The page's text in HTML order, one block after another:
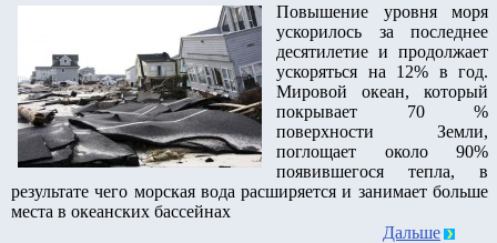
Повышение уровня моря
ускорилось за последнее
десятилетие и продолжает
ускоряться на 12% в год.
Мировой океан, который
покрывает 70 %
поверхности Земли,
поглощает около 90%
появившегося тепла, в
результате чего морская вода расширяется и занимает больше
места в океанских бассейнах
Дальше